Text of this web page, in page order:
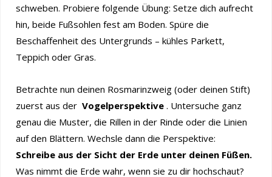
schweben. Probiere folgende Übung: Setze dich aufrecht
hin, beide Fußsohlen fest am Boden. Spüre die
Beschaffenheit des Untergrunds – kühles Parkett,
Teppich oder Gras.
Betrachte nun deinen Rosmarinzweig (oder deinen Stift)
zuerst aus der Vogelperspektive . Untersuche ganz
genau die Muster, die Rillen in der Rinde oder die Linien
auf den Blättern. Wechsle dann die Perspektive:
Schreibe aus der Sicht der Erde unter deinen Füßen.
Was nimmt die Erde wahr, wenn sie zu dir hochschaut?